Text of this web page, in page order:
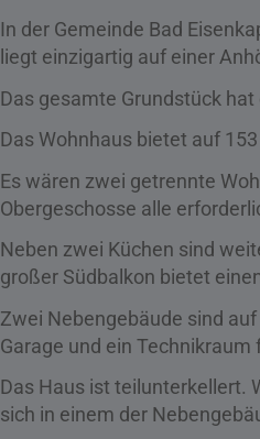
In der Gemeinde Bad
liegt einzigartig auf einer
Das gesamte Grundstück
Das Wohnhaus bietet auf
Es wären zwei getrennte
Obergeschosse alle
Neben zwei Küchen sind
großer Südbalkon bietet
Zwei Nebengebäude sind
Garage und ein
Das Haus ist teilunterkellert.
sich in einem der